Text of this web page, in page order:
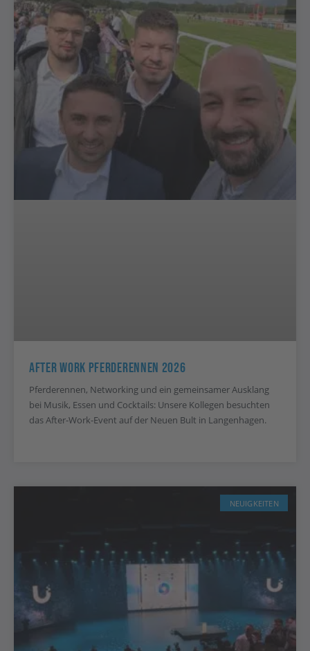
After Work Pferderennen 2026
Pferderennen, Networking und ein gemeinsamer Ausklang
bei Musik, Essen und Cocktails: Unsere Kollegen besuchten
das After-Work-Event auf der Neuen Bult in Langenhagen.
NEUIGKEITEN